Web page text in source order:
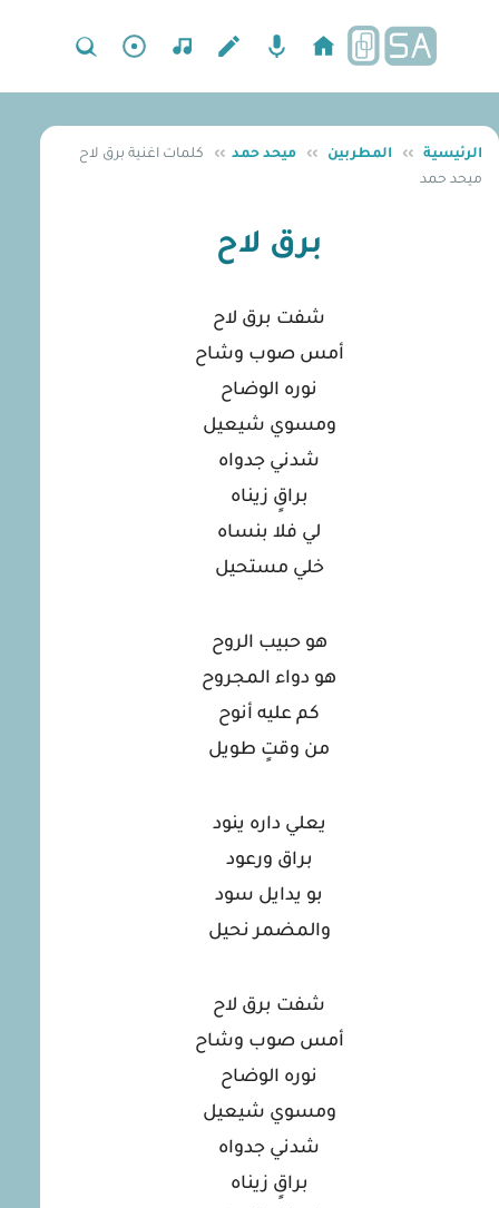
الرئيسية ›› المطربين ›› ميحد حمد ››
كلمات اغنية برق لاح
ميحد حمد
برق لاح
شفت برق لاح
أمس صوب وشاح
نوره الوضاح
ومسوي شيعيل
شدني جدواه
براقٍ زيناه
لي فلا بنساه
خلي مستحيل
هو حبيب الروح
هو دواء المجروح
كم عليه أنوح
من وقتٍ طويل
يعلي داره ينود
براق ورعود
بو يدايل سود
والمضمر نحيل
شفت برق لاح
أمس صوب وشاح
نوره الوضاح
ومسوي شيعيل
شدني جدواه
براقٍ زيناه